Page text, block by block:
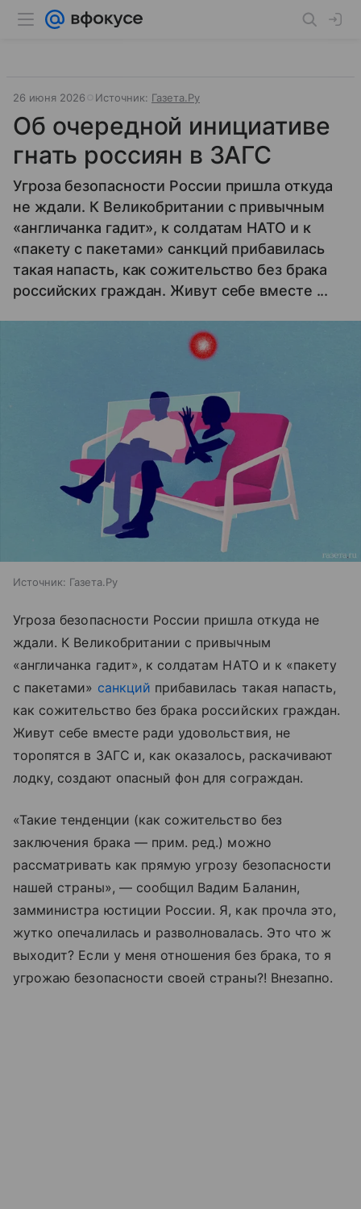
26 июня 2026 Источник: Газета.Ру
Об очередной инициативе
гнать россиян в ЗАГС
Угроза безопасности России пришла откуда
не ждали. К Великобритании с привычным
«англичанка гадит», к солдатам НАТО и к
«пакету с пакетами» санкций прибавилась
такая напасть, как сожительство без брака
российских граждан. Живут себе вместе ...
Источник: Газета.Ру
Угроза безопасности России пришла откуда не
ждали. К Великобритании с привычным
«англичанка гадит», к солдатам НАТО и к «пакету
с пакетами» санкций прибавилась такая напасть,
как сожительство без брака российских граждан.
Живут себе вместе ради удовольствия, не
торопятся в ЗАГС и, как оказалось, раскачивают
лодку, создают опасный фон для сограждан.
«Такие тенденции (как сожительство без
заключения брака — прим. ред.) можно
рассматривать как прямую угрозу безопасности
нашей страны», — сообщил Вадим Баланин,
замминистра юстиции России. Я, как прочла это,
жутко опечалилась и разволновалась. Это что ж
выходит? Если у меня отношения без брака, то я
угрожаю безопасности своей страны?! Внезапно.